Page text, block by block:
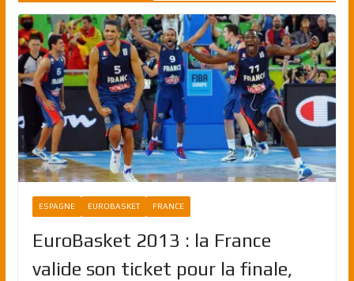
ESPAGNE EUROBASKET FRANCE
EuroBasket 2013 : la France
valide son ticket pour la finale,